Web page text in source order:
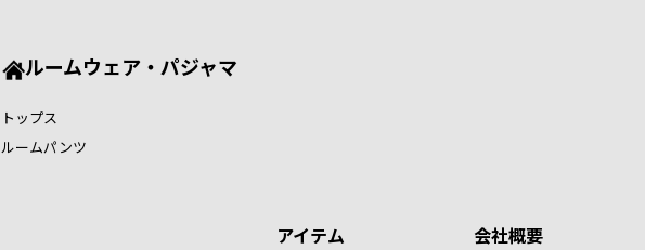
ルームウェア・パジャマ
トップス
ルームパンツ
アイテム 会社概要